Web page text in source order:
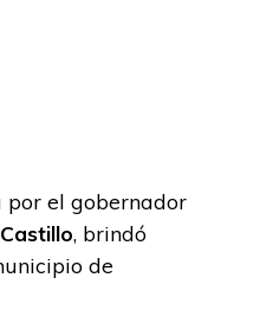
por el gobernador
, brindó
de